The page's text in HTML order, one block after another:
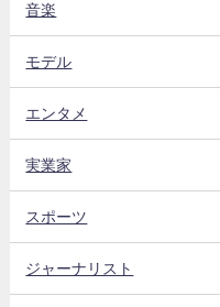
音楽
モデル
エンタメ
実業家
スポーツ
ジャーナリスト